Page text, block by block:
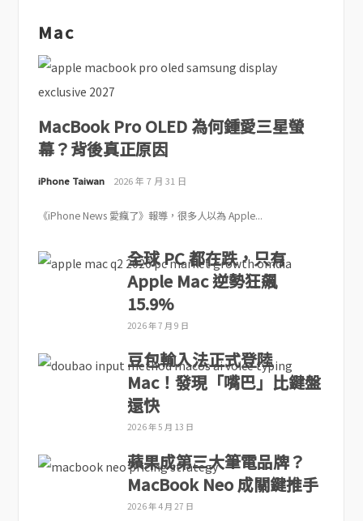
Mac
MacBook Pro OLED 為何鍾愛三星螢
幕？背後真正原因
iPhone Taiwan 2026 年 7 月 31 日
《iPhone News 愛瘋了》報導，很多人以為 Apple...
全球 PC 都在跌，只有
Apple Mac 逆勢狂飆
15.9%
2026 年 7 月 9 日
豆包輸入法正式登陸
Mac！發現「嘴巴」比鍵盤
還快
2026 年 5 月 13 日
蘋果成第三大筆電品牌？
MacBook Neo 成關鍵推手
2026 年 4 月 27 日